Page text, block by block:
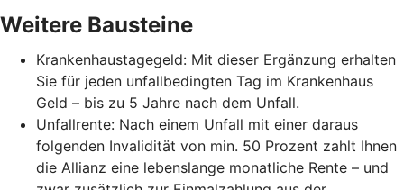
Weitere Bausteine
Krankenhaustagegeld: Mit dieser Ergänzung erhalten
Sie für jeden unfallbedingten Tag im Krankenhaus
Geld – bis zu 5 Jahre nach dem Unfall.
Unfallrente: Nach einem Unfall mit einer daraus
folgenden Invalidität von min. 50 Prozent zahlt Ihnen
die Allianz eine lebenslange monatliche Rente – und